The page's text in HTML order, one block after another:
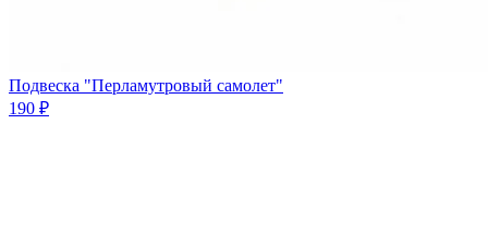
Подвеска "Перламутровый самолет"
190 ₽